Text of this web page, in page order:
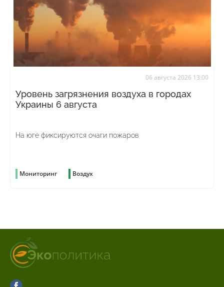
06 августа 2026 13:00
Уровень загрязнения воздуха в городах
Украины 6 августа
На юге фиксируются очаги пожаров
Мониторинг Воздух